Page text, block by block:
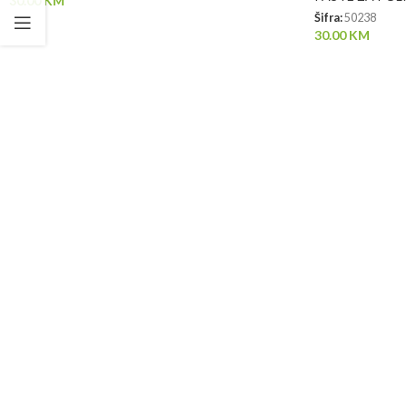
Šifra:50238
30.00KM